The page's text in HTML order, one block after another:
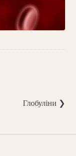
Глобуліни ❯